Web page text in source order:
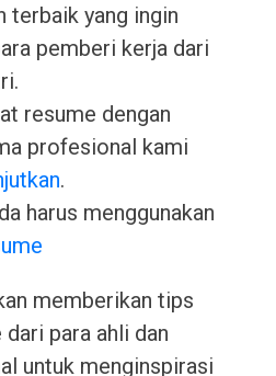
terbaik yang ingin
pemberi kerja dari
resume dengan
profesional kami
.
harus menggunakan
memberikan tips
para ahli dan
untuk menginspirasi